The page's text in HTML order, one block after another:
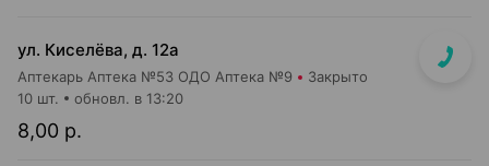
ул. Киселёва, д. 12а
Аптекарь Аптека №53 ОДО Аптека №9 Закрыто
8,00 р.
10 шт. обновл. в 13:20